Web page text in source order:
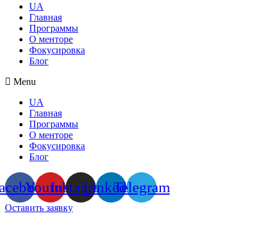
UA
Главная
Программы
О менторе
Фокусировка
Блог
Menu
UA
Главная
Программы
О менторе
Фокусировка
Блог
YoutubeInstagramLinkedinTelegram
Оставить заявку